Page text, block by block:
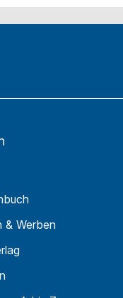
& Werben